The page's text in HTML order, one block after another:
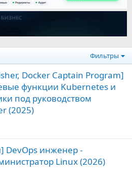
Фильтры
Docker Captain Program]
функции Kubernetes и
под руководством
(2025)
инженер -
Linux (2026)